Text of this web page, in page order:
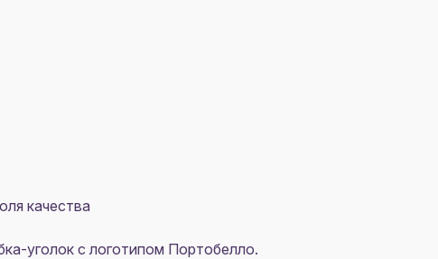
качества
уголок с логотипом Портобелло.